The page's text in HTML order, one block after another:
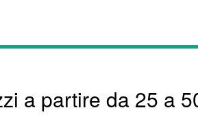
a partire da 25 a